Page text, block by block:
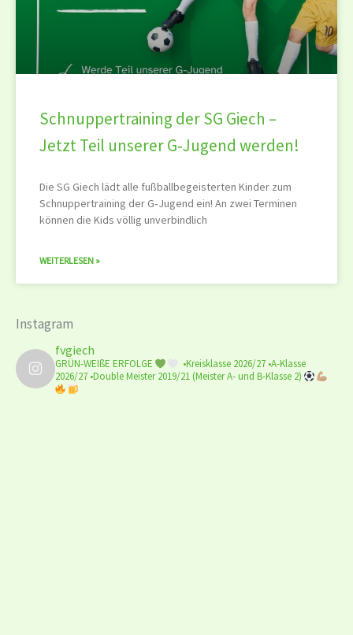
Schnuppertraining der SG Giech –
Jetzt Teil unserer G‑Jugend werden!
Die SG Giech lädt alle fußballbegeisterten Kinder zum
Schnuppertraining der G‑Jugend ein! An zwei Terminen
können die Kids völlig unverbindlich
WEITERLESEN »
Instagram
fvgiech
GRÜN-WEIßE ERFOLGE •Kreisklasse 2026/27 •A-Klasse
2026/27 •Double Meister 2019/21 (Meister A- und B-Klasse 2)